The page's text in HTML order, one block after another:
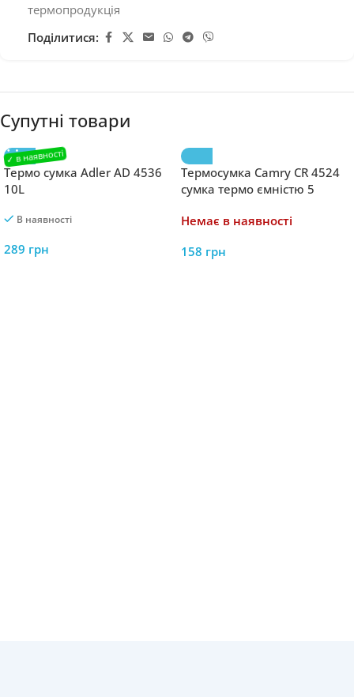
термопродукція
Поділитися:
Супутні товари
Термо сумка Adler AD 4536
10L
В наявності
289 грн
Термосумка Camry CR 4524
сумка термо ємністю 5
Немає в наявності
158 грн